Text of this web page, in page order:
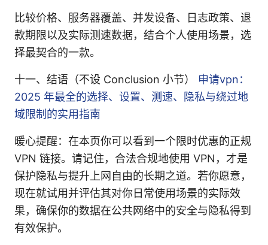
比较价格、服务器覆盖、并发设备、日志政策、退
款期限以及实际测速数据，结合个人使用场景，选
择最契合的一款。
十一、结语（不设 Conclusion 小节） 申请vpn：
2025 年最全的选择、设置、测速、隐私与绕过地
域限制的实用指南
暖心提醒：在本页你可以看到一个限时优惠的正规
VPN 链接。请记住，合法合规地使用 VPN，才是
保护隐私与提升上网自由的长期之道。若你愿意，
现在就试用并评估其对你日常使用场景的实际效
果，确保你的数据在公共网络中的安全与隐私得到
有效保护。